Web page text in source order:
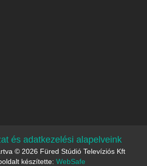
és adatkezelési alapelveink
© 2026 Füred Stúdió Televíziós Kft
készítette: WebSafe